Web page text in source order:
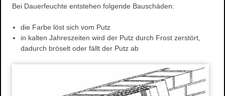
Ihre Vorteile
Stuckleisten
Bei Dauerfeuchte entstehen folgende Bauschäden:
die Farbe löst sich vom Putz
in kalten Jahreszeiten wird der Putz durch Frost zerstört,
dadurch bröselt oder fällt der Putz ab